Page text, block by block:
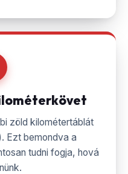
zöld kilométertáblát
Ezt bemondva a
tudni fogja, hová